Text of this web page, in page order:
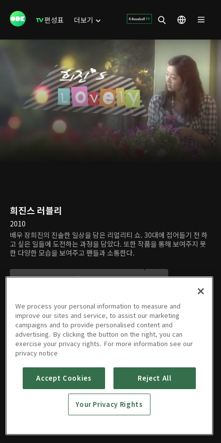
편성표 더보기
희진스 러블리
2010
배우 장희진의 진솔한 일상을 담은 리얼리티 쇼. 30대에 접어들기 전 하
고 싶은 일들에 도전하는 과정을 담았다. 또한 작품을 통해 보여주지 못
한 다양한 모습을 보여주고 팬들과 소통한다.
에피소드
03회 04회
27분
We process your personal information to measure and
improve our sites and service, to assist our marketing
campaigns and to provide personalised content and
advertising. By clicking the button on the right, you can
exercise your privacy rights. For more information see our
privacy notice
Accept Cookies Reject All
Your Privacy Rights